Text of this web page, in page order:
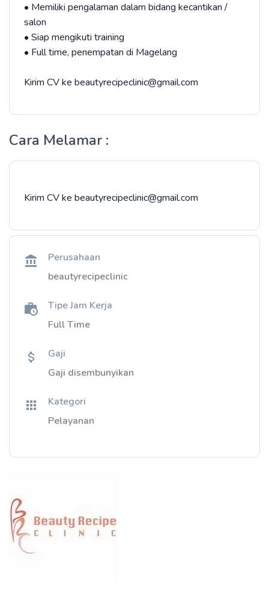
• Memiliki pengalaman dalam bidang kecantikan /
salon
• Siap mengikuti training
• Full time, penempatan di Magelang
Kirim CV ke beautyrecipeclinic@gmail.com
Cara Melamar :
Kirim CV ke beautyrecipeclinic@gmail.com
Perusahaan
beautyrecipeclinic
Tipe Jam Kerja
Full Time
Gaji
Gaji disembunyikan
Kategori
Pelayanan